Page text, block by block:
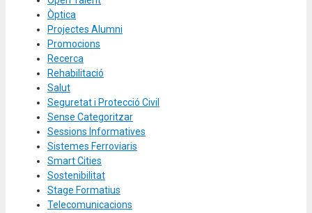
Òptica
Projectes Alumni
Promocions
Recerca
Rehabilitació
Salut
Seguretat i Protecció Civil
Sense Categoritzar
Sessions Informatives
Sistemes Ferroviaris
Smart Cities
Sostenibilitat
Stage Formatius
Telecomunicacions